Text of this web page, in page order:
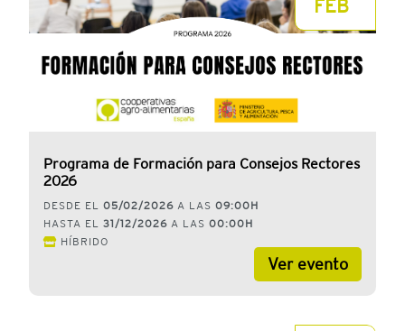
FEB
Programa de Formación para Consejos Rectores
2026
DESDE EL 05/02/2026 A LAS 09:00H
HASTA EL 31/12/2026 A LAS 00:00H
HÍBRIDO
Ver evento